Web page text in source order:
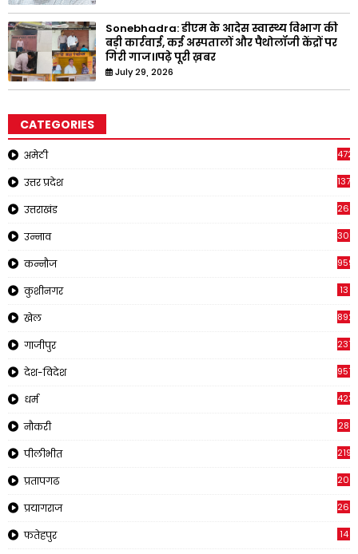
Sonebhadra: डीएम के आदेस स्वास्थ्य विभाग की
बड़ी कार्रवाई, कई अस्पतालों और पैथोलॉजी केंद्रों पर
गिरी गाज।।पढ़े पूरी ख़बर
July 29, 2026
CATEGORIES
अमेठी 4721
उत्तर प्रदेश 1371
उत्तराखंड
उन्नाव 308
कन्नौज 959
कुशीनगर 13
खेल 892
गाजीपुर 237
देश-विदेश 957
धर्म 423
नौकरी 28
पीलीभीत 2195
प्रतापगढ
प्रयागराज 269
फतेहपुर 14